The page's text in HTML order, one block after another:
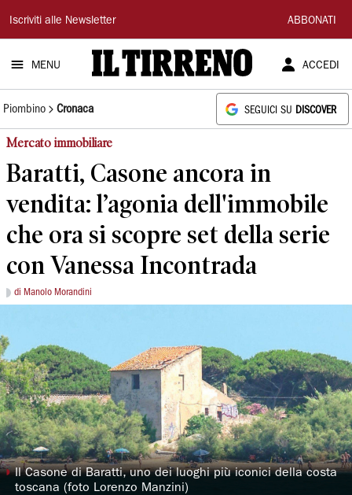
Il
Tirreno
Iscriviti alle Newsletter ABBONATI
MENU ACCEDI
Piombino Cronaca SEGUICI SU DISCOVER
Mercato immobiliare
Baratti, Casone ancora in
vendita: l’agonia dell'immobile
che ora si scopre set della serie
con Vanessa Incontrada
di Manolo Morandini
◗Il Casone di Baratti, uno dei luoghi più iconici della costa
toscana (foto Lorenzo Manzini)